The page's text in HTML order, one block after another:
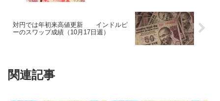
対円では年初来高値更新 インドルピ
ーのスワップ成績（10月17日週）
関連記事